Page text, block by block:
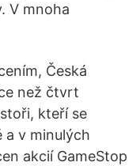
V mnoha
Česká
než čtvrt
kteří se
a v minulých
akcií GameStop